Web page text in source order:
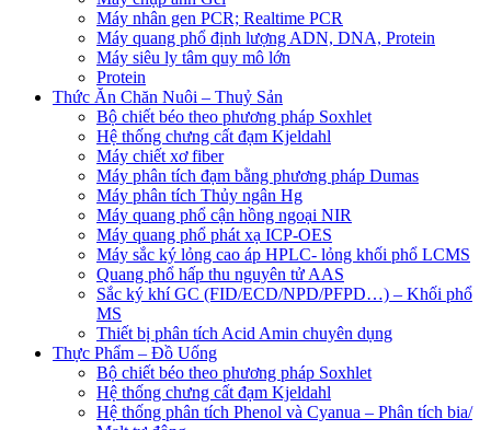
Máy nhân gen PCR; Realtime PCR
Máy quang phổ định lượng ADN, DNA, Protein
Máy siêu ly tâm quy mô lớn
Protein
Thức Ăn Chăn Nuôi – Thuỷ Sản
Bộ chiết béo theo phương pháp Soxhlet
Hệ thống chưng cất đạm Kjeldahl
Máy chiết xơ fiber
Máy phân tích đạm bằng phương pháp Dumas
Máy phân tích Thủy ngân Hg
Máy quang phổ cận hồng ngoại NIR
Máy quang phổ phát xạ ICP-OES
Máy sắc ký lỏng cao áp HPLC- lỏng khối phổ LCMS
Quang phổ hấp thu nguyên tử AAS
Sắc ký khí GC (FID/ECD/NPD/PFPD…) – Khối phổ
MS
Thiết bị phân tích Acid Amin chuyên dụng
Thực Phẩm – Đồ Uống
Bộ chiết béo theo phương pháp Soxhlet
Hệ thống chưng cất đạm Kjeldahl
Hệ thống phân tích Phenol và Cyanua – Phân tích bia/